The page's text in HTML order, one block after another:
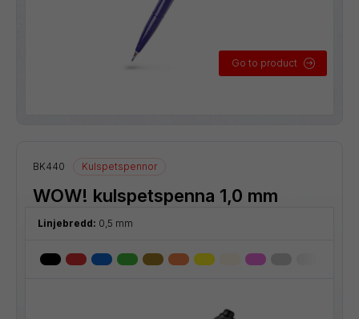
Go to product
BK440 Kulspetspennor
WOW! kulspetspenna 1,0 mm
Linjebredd: 0,5 mm